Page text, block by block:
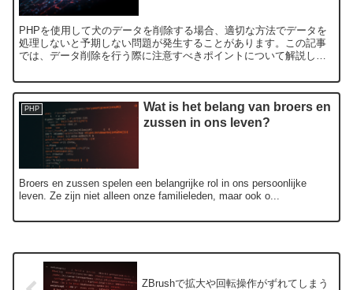
PHPを使用して犬のデータを削除する場合、適切な方法でデータを
処理しないと予期しない問題が発生することがあります。この記事
では、データ削除を行う際に注意すべきポイントについて解説しま
PHP
Wat is het belang van broers en
zussen in ons leven?
Broers en zussen spelen een belangrijke rol in ons persoonlijke
leven. Ze zijn niet alleen onze familieleden, maar ook o...
ZBrushで拡大や回転操作がずれてしまう